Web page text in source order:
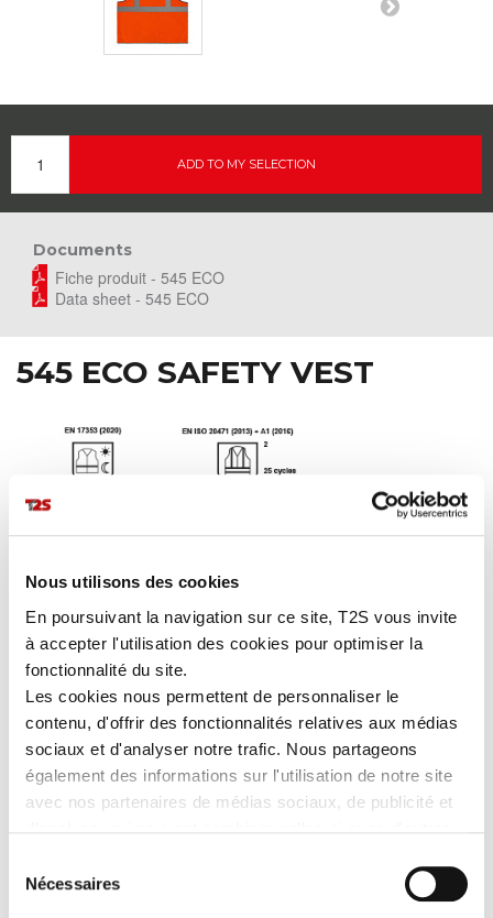
Nous utilisons des cookies
En poursuivant la navigation sur ce site, T2S vous invite
à accepter l'utilisation des cookies pour optimiser la
fonctionnalité du site.
Les cookies nous permettent de personnaliser le
contenu, d'offrir des fonctionnalités relatives aux médias
sociaux et d'analyser notre trafic. Nous partageons
également des informations sur l'utilisation de notre site
avec nos partenaires de médias sociaux, de publicité et
collectées lors de votre utilisation de leurs services.
Nécessaires
ADD TO MY SELECTION
Documents
Fiche produit - 545 ECO
Data sheet - 545 ECO
545 ECO SAFETY VEST
The 545 ECO high visibility safety vest is made of 100% polyester
strips for optimum day and nighttime visibility (3 strips).
MORE DETAILS
LEARN MORE
Advantages
grey bias binding.
Ajustable :central hook and loop fastening.